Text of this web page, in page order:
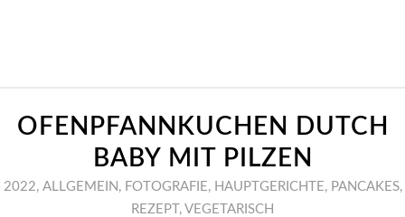
OFENPFANNKUCHEN DUTCH
BABY MIT PILZEN
2022, ALLGEMEIN , FOTOGRAFIE, HAUPTGERICHTE, PANCAKES,
REZEPT , VEGETARISCH